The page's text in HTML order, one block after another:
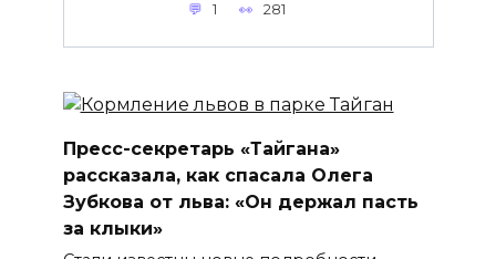
1 281
Пресс-секретарь «Тайгана»
рассказала, как спасала Олега
Зубкова от льва: «Он держал пасть
за клыки»